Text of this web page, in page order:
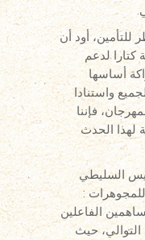
للتأمين، أود أن
كتارا لدعم
أساسها
واستنادا
فإننا
لهذا الحدث
السليطي
:
الفاعلين
حيث